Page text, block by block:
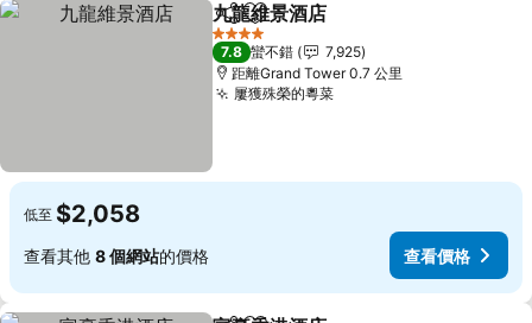
分享 加入我的最愛
九龍維景酒店
4 星級
7.8 蠻不錯
7,925
距離Grand Tower 0.7 公里
屢獲殊榮的粵菜
低至 $2,058
查看其他 8 個網站的價格 查看價格